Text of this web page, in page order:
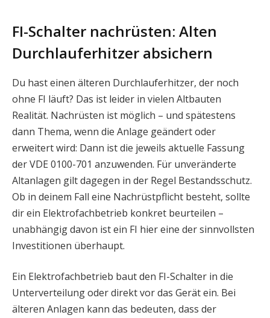
FI-Schalter nachrüsten: Alten
Durchlauferhitzer absichern
Du hast einen älteren Durchlauferhitzer, der noch
ohne FI läuft? Das ist leider in vielen Altbauten
Realität. Nachrüsten ist möglich – und spätestens
dann Thema, wenn die Anlage geändert oder
erweitert wird: Dann ist die jeweils aktuelle Fassung
der VDE 0100-701 anzuwenden. Für unveränderte
Altanlagen gilt dagegen in der Regel Bestandsschutz.
Ob in deinem Fall eine Nachrüstpflicht besteht, sollte
dir ein Elektrofachbetrieb konkret beurteilen –
unabhängig davon ist ein FI hier eine der sinnvollsten
Investitionen überhaupt.
Ein Elektrofachbetrieb baut den FI-Schalter in die
Unterverteilung oder direkt vor das Gerät ein. Bei
älteren Anlagen kann das bedeuten, dass der